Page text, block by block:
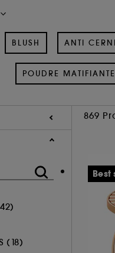
BLUSH ANTI
POUDRE MATIFIANTE
869
(18)
Best